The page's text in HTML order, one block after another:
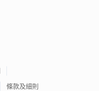
條款及細則